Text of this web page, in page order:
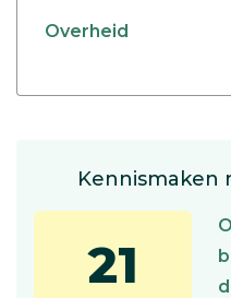
Overheid
Kennismaken
21